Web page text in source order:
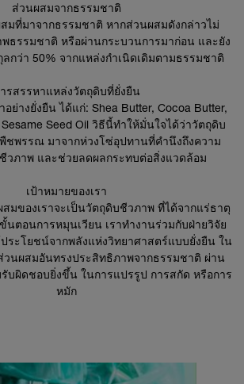
ส่วนผสมจากธรรมชาติ
มที่มาจากธรรมชาติ หากส่วนผสมดังกล่าวไม่
ธรรมชาติ หรือผ่านกระบวนการมาก่อน และยัง
ลกว่า 50% จากแหล่งกำเนิดเดิมตามธรรมชาติ
รสรรหาแหล่งวัตถุดิบที่ยั่งยืน
ย่างยั่งยืน ได้แก่: Shea Butter, Cocoa Butter,
Seed Oil วิธีนี้ทำให้มั่นใจได้ว่าวัตถุดิบ
ชพรรณ มาจากห่วงโซ่อุปทานที่คำนึงถึงความ
วภาพ และช่วยลดผลกระทบต่อสิ่งแวดล้อม
เป้าหมายของเรา
มของเราจะเป็นวัตถุดิบชีวภาพ ที่ได้จากแร่ธาตุ
ตอนการหมุนเวียน เราทำงานร่วมกับฝ่ายวิจัย
ระโยชน์จากพลังแห่งวิทยาศาสตร์แบบยั่งยืน ใน
นผสมอันทรงประสิทธิภาพจากธรรมชาติ ผ่าน
บผิดชอบยิ่งขึ้น ในการแปรรูป การสกัด หรือการ
หมัก